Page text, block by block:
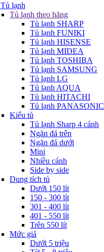
Tủ lạnh
Tủ lạnh theo hãng
Tủ lạnh SHARP
Tủ lạnh FUNIKI
Tủ lạnh HISENSE
Tủ lạnh MIDEA
Tủ lạnh TOSHIBA
Tủ lạnh SAMSUNG
Tủ lạnh LG
Tủ lạnh AQUA
Tủ lạnh HITACHI
Tủ lạnh PANASONIC
Kiểu tủ
Tủ lạnh Sharp 4 cánh
Ngăn đá trên
Ngăn đá dưới
Mini
Nhiều cánh
Side by side
Dung tích tủ
Dưới 150 lít
150 - 300 lít
301 - 400 lít
401 - 550 lít
Trên 550 lít
Mức giá
Dưới 5 triệu